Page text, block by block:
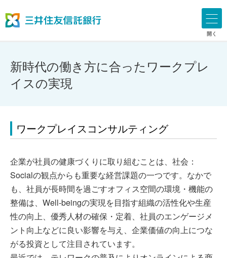
開く
新時代の働き方に合ったワークプレ
イスの実現
ワークプレイスコンサルティング
企業が社員の健康づくりに取り組むことは、社会：
Socialの観点からも重要な経営課題の一つです。なかで
も、社員が長時間を過ごすオフィス空間の環境・機能の
整備は、Well-beingの実現を目指す組織の活性化や生産
性の向上、優秀人材の確保・定着、社員のエンゲージメ
ント向上などに良い影響を与え、企業価値の向上につな
がる投資として注目されています。